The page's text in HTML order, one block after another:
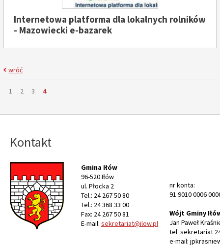
Internetowa platforma dla lokalnych rolników
- Mazowiecki e-bazarek
wróć
Strona
Strona
1 Strona
2 Strona
3 Strona
4
Kontakt
Gmina Iłów
96-520 Iłów
ul. Płocka 2
Tel.: 24 267 50 80
Tel.: 24 368 33 00
Fax: 24 267 50 81
E-mail: sekretariat@ilow.pl
nr konta:
91 9010 0006
Wójt Gminy
Jan Paweł
tel. sekretariat
e-mail: